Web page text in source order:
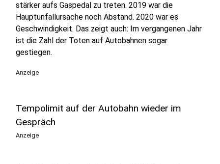
stärker aufs Gaspedal zu treten. 2019 war die
Hauptunfallursache noch Abstand. 2020 war es
Geschwindigkeit. Das zeigt auch: Im vergangenen Jahr
ist die Zahl der Toten auf Autobahnen sogar
gestiegen.
Anzeige
Tempolimit auf der Autobahn wieder im
Gespräch
Anzeige